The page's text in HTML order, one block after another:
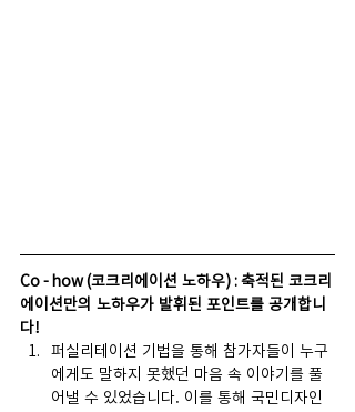
Co - how (코크리에이션 노하우) : 축적된 코크리
에이션만의 노하우가 발휘된 포인트를 공개합니
다!
퍼실리테이션 기법을 통해 참가자들이 누구
에게도 말하지 못했던 마음 속 이야기를 풀
어낼 수 있었습니다. 이를 통해 국민디자인